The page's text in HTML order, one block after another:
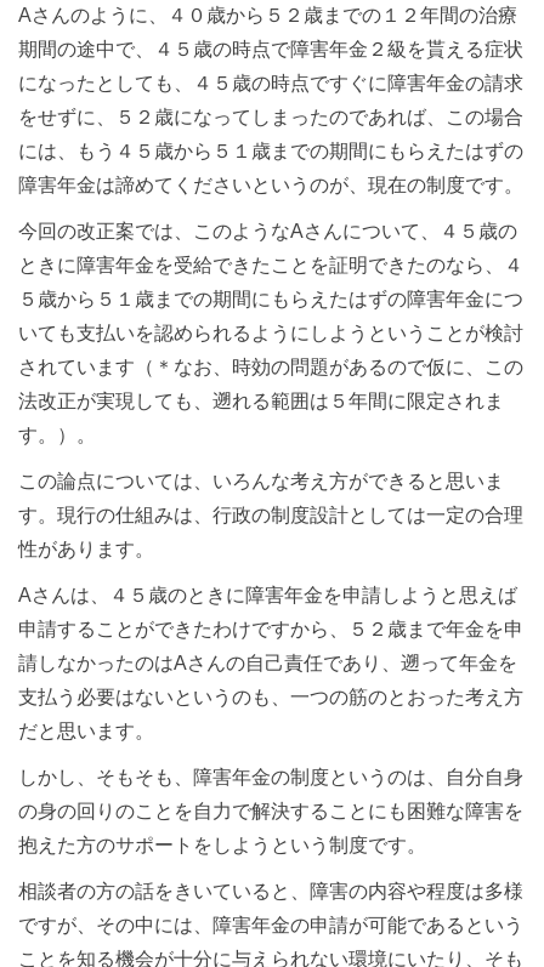
Aさんのように、４０歳から５２歳までの１２年間の治療
期間の途中で、４５歳の時点で障害年金２級を貰える症状
になったとしても、４５歳の時点ですぐに障害年金の請求
をせずに、５２歳になってしまったのであれば、この場合
には、もう４５歳から５１歳までの期間にもらえたはずの
障害年金は諦めてくださいというのが、現在の制度です。
今回の改正案では、このようなAさんについて、４５歳の
ときに障害年金を受給できたことを証明できたのなら、４
５歳から５１歳までの期間にもらえたはずの障害年金につ
いても支払いを認められるようにしようということが検討
されています（＊なお、時効の問題があるので仮に、この
法改正が実現しても、遡れる範囲は５年間に限定されま
す。）。
この論点については、いろんな考え方ができると思いま
す。現行の仕組みは、行政の制度設計としては一定の合理
性があります。
Aさんは、４５歳のときに障害年金を申請しようと思えば
申請することができたわけですから、５２歳まで年金を申
請しなかったのはAさんの自己責任であり、遡って年金を
支払う必要はないというのも、一つの筋のとおった考え方
だと思います。
しかし、そもそも、障害年金の制度というのは、自分自身
の身の回りのことを自力で解決することにも困難な障害を
抱えた方のサポートをしようという制度です。
相談者の方の話をきいていると、障害の内容や程度は多様
ですが、その中には、障害年金の申請が可能であるという
ことを知る機会が十分に与えられない環境にいたり、そも